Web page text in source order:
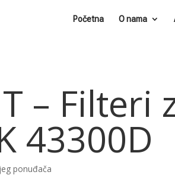
Početna O nama
– Filteri
43300D
ponuđača